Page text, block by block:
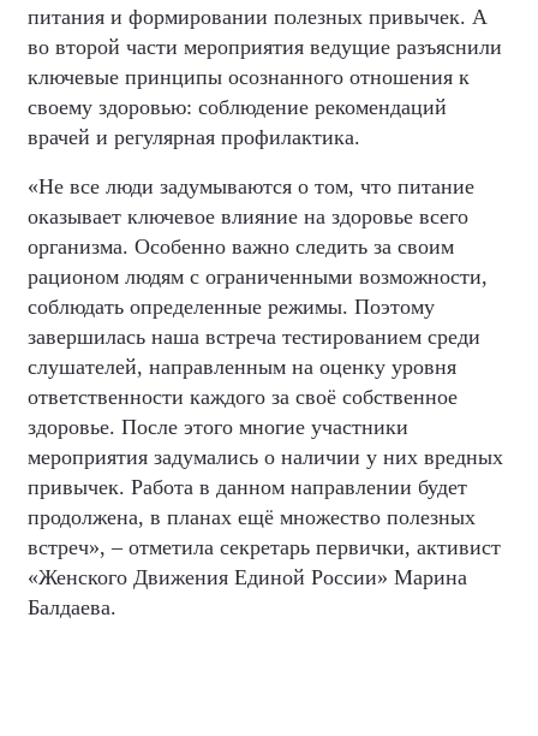
питания и формировании полезных привычек. А
во второй части мероприятия ведущие разъяснили
ключевые принципы осознанного отношения к
своему здоровью: соблюдение рекомендаций
врачей и регулярная профилактика.
«Не все люди задумываются о том, что питание
оказывает ключевое влияние на здоровье всего
организма. Особенно важно следить за своим
рационом людям с ограниченными возможности,
соблюдать определенные режимы. Поэтому
завершилась наша встреча тестированием среди
слушателей, направленным на оценку уровня
ответственности каждого за своё собственное
здоровье. После этого многие участники
мероприятия задумались о наличии у них вредных
привычек. Работа в данном направлении будет
продолжена, в планах ещё множество полезных
встреч», – отметила секретарь первички, активист
«Женского Движения Единой России» Марина
Балдаева.